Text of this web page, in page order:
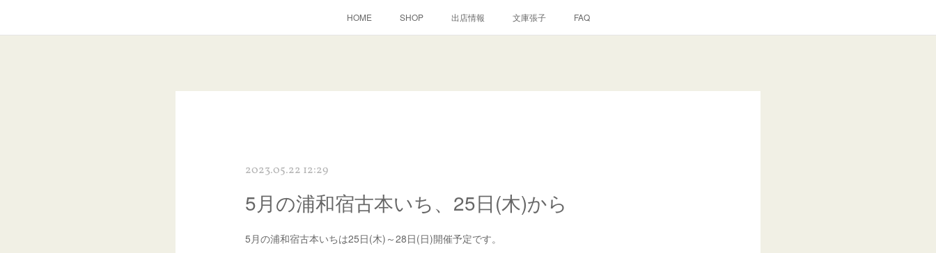
HOME SHOP 出店情報 文庫張子 FAQ
2023.05.22 12:29
5月の浦和宿古本いち、25日(木)から
5月の浦和宿古本いちは25日(木)～28日(日)開催予定です。